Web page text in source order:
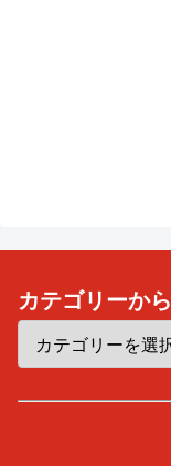
カテゴリーか